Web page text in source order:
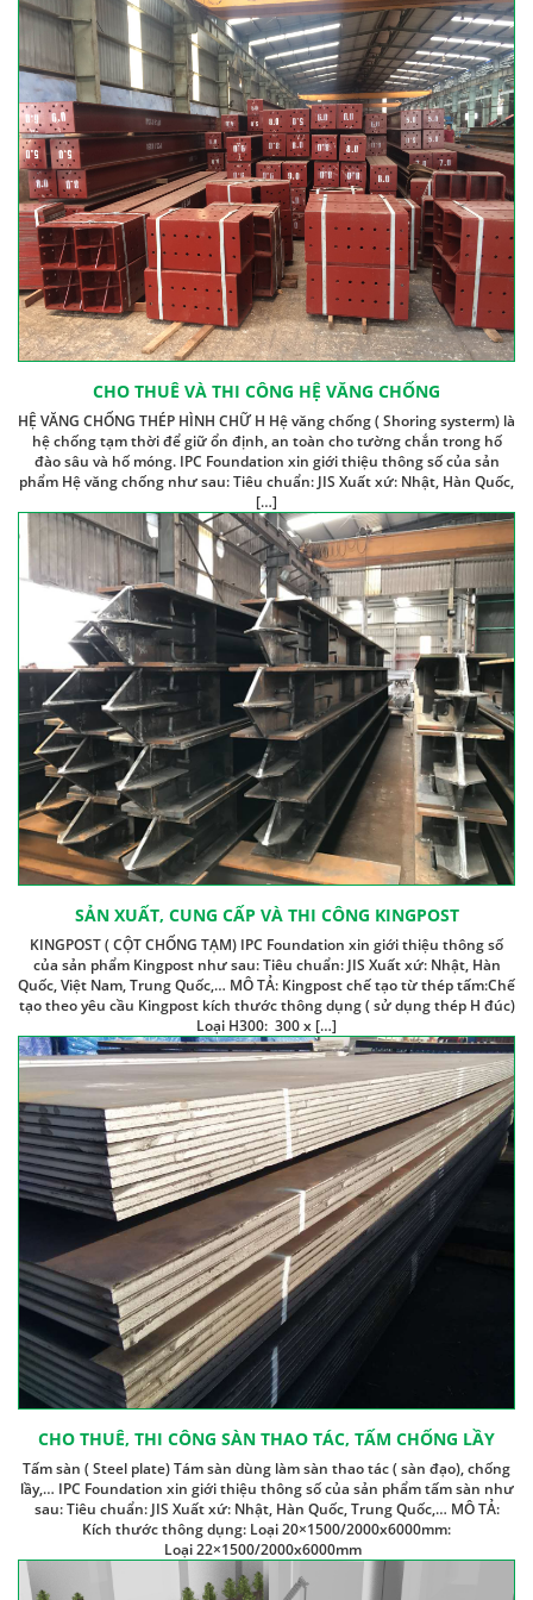
CHO THUÊ VÀ THI CÔNG HỆ VĂNG CHỐNG
HỆ VĂNG CHỐNG THÉP HÌNH CHỮ H Hệ văng chống ( Shoring systerm) là
hệ chống tạm thời để giữ ổn định, an toàn cho tường chắn trong hố
đào sâu và hố móng. IPC Foundation xin giới thiệu thông số của sản
phẩm Hệ văng chống như sau: Tiêu chuẩn: JIS Xuất xứ: Nhật, Hàn Quốc,
[…]
SẢN XUẤT, CUNG CẤP VÀ THI CÔNG KINGPOST
KINGPOST ( CỘT CHỐNG TẠM) IPC Foundation xin giới thiệu thông số
của sản phẩm Kingpost như sau: Tiêu chuẩn: JIS Xuất xứ: Nhật, Hàn
Quốc, Việt Nam, Trung Quốc,… MÔ TẢ: Kingpost chế tạo từ thép tấm:Chế
tạo theo yêu cầu Kingpost kích thước thông dụng ( sử dụng thép H đúc)
Loại H300: 300 x […]
CHO THUÊ, THI CÔNG SÀN THAO TÁC, TẤM CHỐNG LẦY
Tấm sàn ( Steel plate) Tám sàn dùng làm sàn thao tác ( sàn đạo), chống
lầy,… IPC Foundation xin giới thiệu thông số của sản phẩm tấm sàn như
sau: Tiêu chuẩn: JIS Xuất xứ: Nhật, Hàn Quốc, Trung Quốc,… MÔ TẢ:
Kích thước thông dụng: Loại 20×1500/2000x6000mm:
Loại 22×1500/2000x6000mm